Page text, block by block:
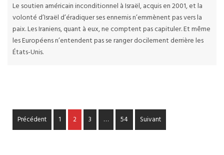
Le soutien américain inconditionnel à Israël, acquis en 2001, et la
volonté d’Israël d’éradiquer ses ennemis n’emmènent pas vers la
paix. Les Iraniens, quant à eux, ne comptent pas capituler. Et même
les Européens n’entendent pas se ranger docilement derrière les
États-Unis.
Précédent 1 2 3 … 54 Suivant